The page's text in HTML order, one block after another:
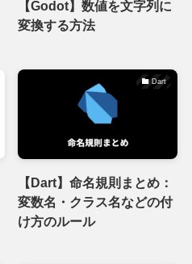
【Godot】数値を文字列に
変換する方法
Dart
【Dart】命名規則まとめ：
変数名・クラス名などの付
け方のルール